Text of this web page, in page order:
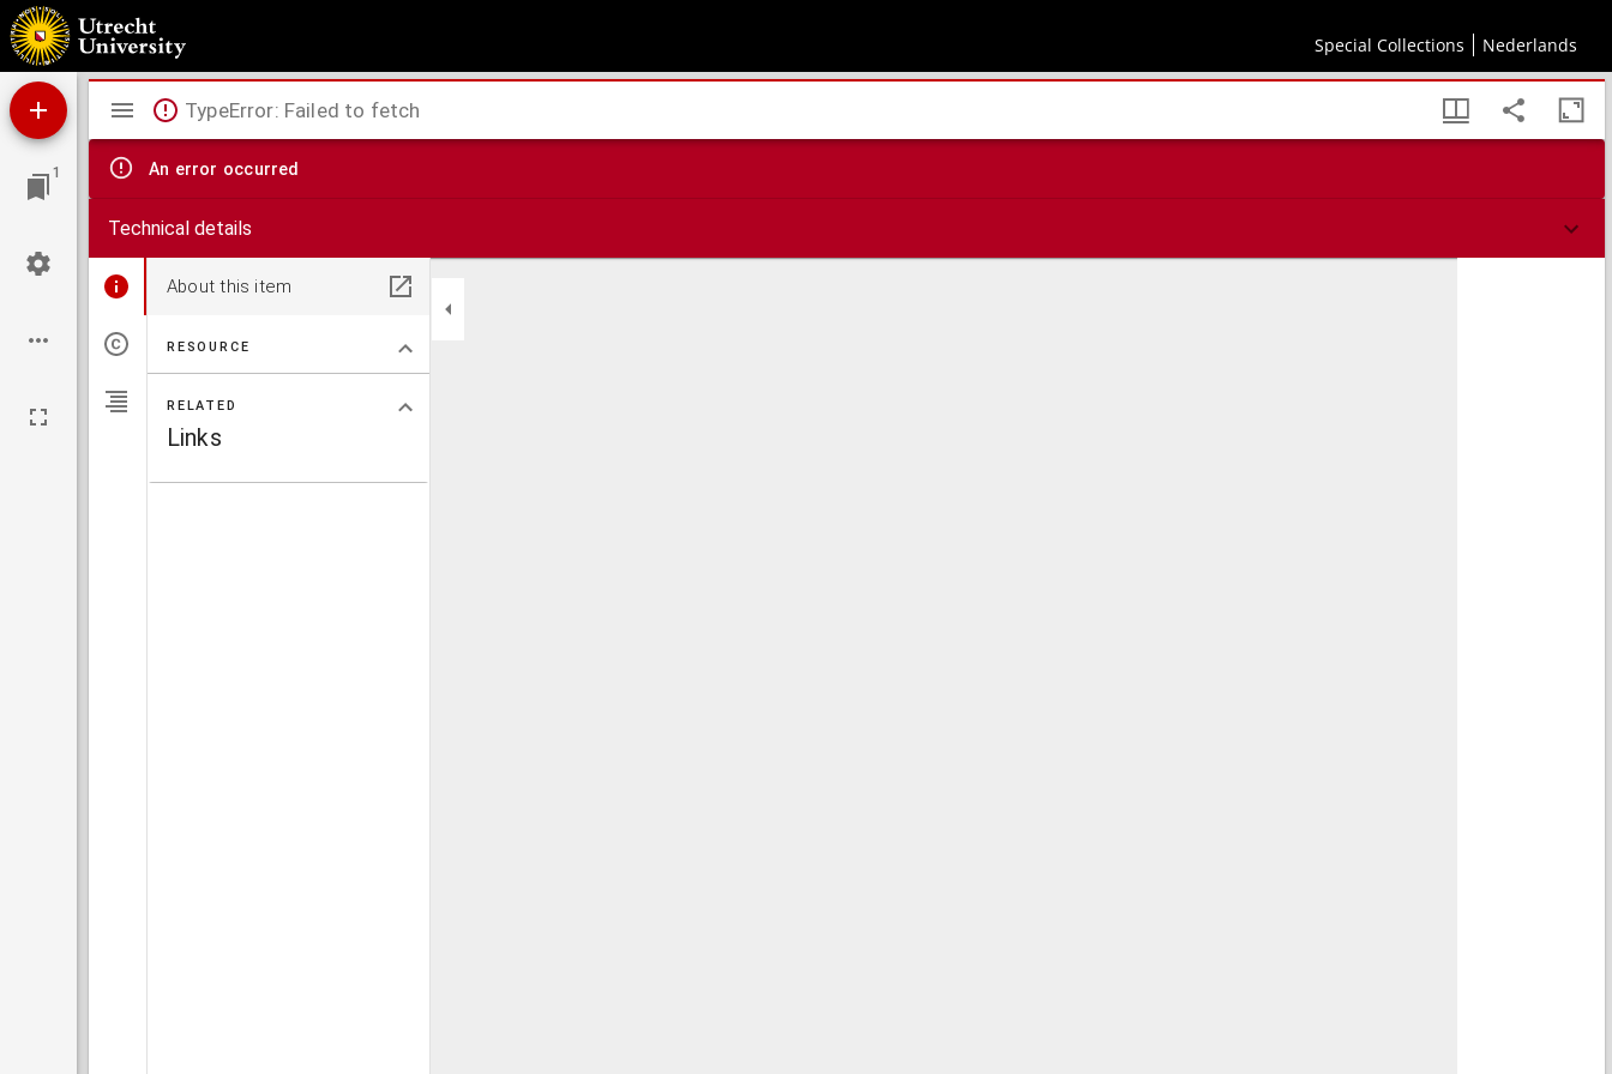
Special Collections Nederlands
Neuer Missions-atlas, mit besonderer Berücksichtigung der deutschen Missionen
1
Mirador
viewer
TypeError: Failed to fetch
An error occurred
Technical details
About this item
RESOURCE
RELATED
Links